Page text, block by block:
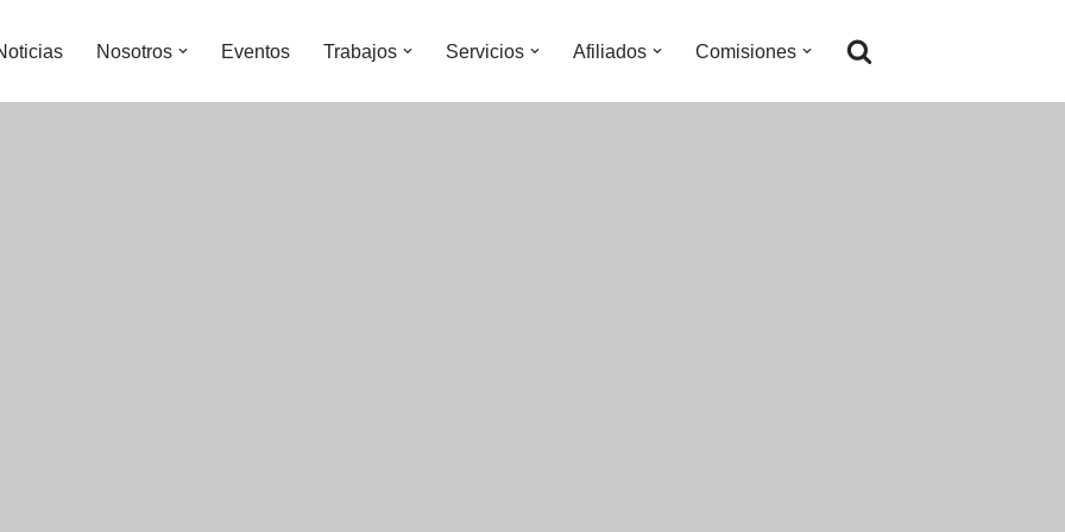
Nosotros Eventos Trabajos Servicios Afiliados Comisiones